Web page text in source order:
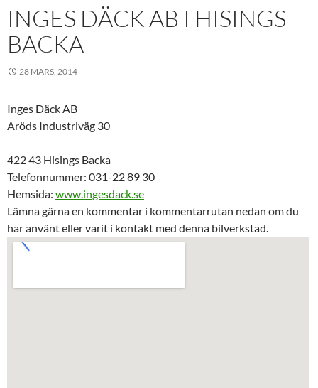
INGES DÄCK AB I HISINGS
BACKA
28 MARS, 2014
Inges Däck AB
Aröds Industriväg 30
422 43 Hisings Backa
Telefonnummer: 031-22 89 30
Hemsida: www.ingesdack.se
Lämna gärna en kommentar i kommentarrutan nedan om du
har använt eller varit i kontakt med denna bilverkstad.